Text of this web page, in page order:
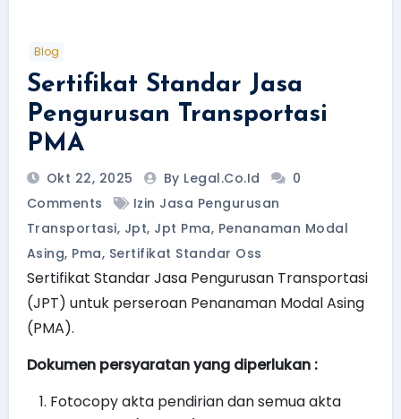
Blog
Sertifikat Standar Jasa
Pengurusan Transportasi
PMA
Okt 22, 2025 By Legal.Co.id
0
Comments
Izin Jasa Pengurusan
Transportasi, Jpt, Jpt Pma, Penanaman Modal
Asing, Pma, Sertifikat Standar Oss
Sertifikat Standar Jasa Pengurusan Transportasi
(JPT) untuk perseroan Penanaman Modal Asing
(PMA).
Dokumen persyaratan yang diperlukan :
Fotocopy akta pendirian dan semua akta